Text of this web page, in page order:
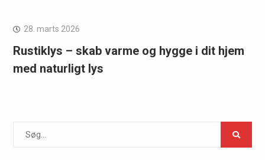
28. marts 2026
Rustiklys – skab varme og hygge i dit hjem
med naturligt lys